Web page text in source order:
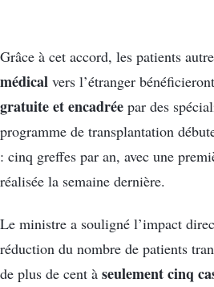
Grâce à cet accord, les patients
médical vers l’étranger
gratuite et encadrée par des
programme de transplantation
: cinq greffes par an, avec une
réalisée la semaine dernière.
Le ministre a souligné l’impact
réduction du nombre de patients
de plus de cent à seulement cinq